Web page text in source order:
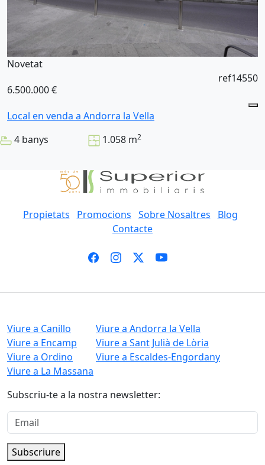
Novetat
6.500.000 €
ref14550
Local en venda a Andorra la Vella
4 banys
1.058 m2
Propietats Promocions Sobre Nosaltres
Blog
Contacte
Viure a Canillo
Viure a Encamp
Viure a Ordino
Viure a La Massana
Viure a Andorra la Vella
Viure a Sant Julià de Lòria
Viure a Escaldes-Engordany
Subscriu-te a la nostra newsletter:
Subscriure